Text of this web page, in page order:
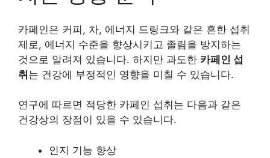
카페인은 커피, 차, 에너지 드링크와 같은 흔한 섭취
제로, 에너지 수준을 향상시키고 졸림을 방지하는
것으로 알려져 있습니다. 하지만 과도한 카페인 섭
취는 건강에 부정적인 영향을 미칠 수 있습니다.
연구에 따르면 적당한 카페인 섭취는 다음과 같은
건강상의 장점이 있을 수 있습니다.
인지 기능 향상